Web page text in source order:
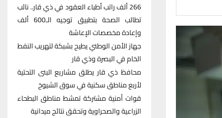
266 ألف راتب أطباء العقود في ذي قار.. نائب
تطالب الصحة بتطبيق توجيه الـ600 ألف
وإعادة مخصصات الإعاشة
جهاز الأمن الوطني يطيح بشبكة لتهريب النفط
الخام في البصرة وذي قار
محافظ ذي قار يطلق مشاريع البنى التحتية
لأربع مناطق سكنية في سوق الشيوخ
قوات أمنية مشتركة تمشط مناطق البطحاء
الزراعية والصحراوية وتحقق نتائج ميدانية